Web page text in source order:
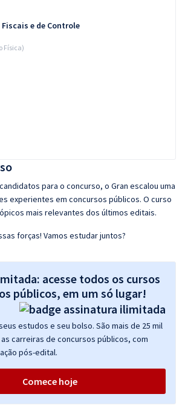
para o concurso, o Gran escalou uma
experientes em concursos públicos. O curso
mais relevantes dos últimos editais.
forças! Vamos estudar juntos?
acesse todos os cursos
públicos, em um só lugar!
estudos e seu bolso. São mais de 25 mil
carreiras de concursos públicos, com
pós-edital.
Comece hoje
e de Controle
Física)